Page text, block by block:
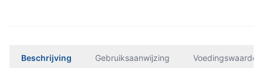
Beschrijving Gebruiksaanwijzing Voedingswaarden